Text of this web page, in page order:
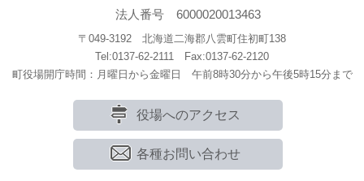
法人番号 6000020013463
〒049-3192 北海道二海郡八雲町住初町138
Tel:0137-62-2111 Fax:0137-62-2120
町役場開庁時間：月曜日から金曜日 午前8時30分から午後5時15分まで
役場へのアクセス
各種お問い合わせ